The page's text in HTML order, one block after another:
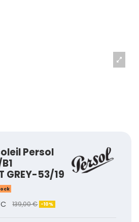
Persol
GREY-53/19
139,00 € -10%